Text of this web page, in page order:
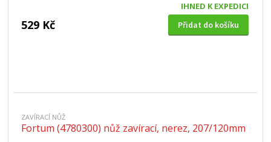
IHNED K EXPEDICI
529 Kč Přidat do košíku
ZAVÍRACÍ NŮŽ
Fortum (4780300) nůž zavírací, nerez, 207/120mm